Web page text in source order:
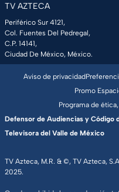
TV AZTECA
Periférico Sur 4121,
Col. Fuentes Del Pedregal,
C.P. 14141,
Ciudad De México, México.
TV Azteca, M.R. & ©, TV Azteca,
2025.
Aviso de privacidad
Promo
Programa de
Defensor de Audiencias y Código
Televisora del Valle de México